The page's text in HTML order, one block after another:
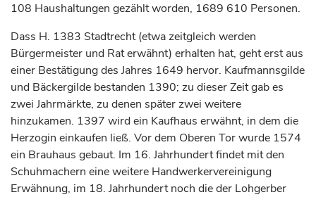
108 Haushaltungen gezählt worden, 1689 610 Personen.
Dass H. 1383 Stadtrecht (etwa zeitgleich werden
Bürgermeister und Rat erwähnt) erhalten hat, geht erst aus
einer Bestätigung des Jahres 1649 hervor. Kaufmannsgilde
und Bäckergilde bestanden 1390; zu dieser Zeit gab es
zwei Jahrmärkte, zu denen später zwei weitere
hinzukamen. 1397 wird ein Kaufhaus erwähnt, in dem die
Herzogin einkaufen ließ. Vor dem Oberen Tor wurde 1574
ein Brauhaus gebaut. Im 16. Jahrhundertfindet mit den
Schuhmachern eine weitere Handwerkervereinigung
Erwähnung, im 18. Jahrhundertnoch die der Lohgerber